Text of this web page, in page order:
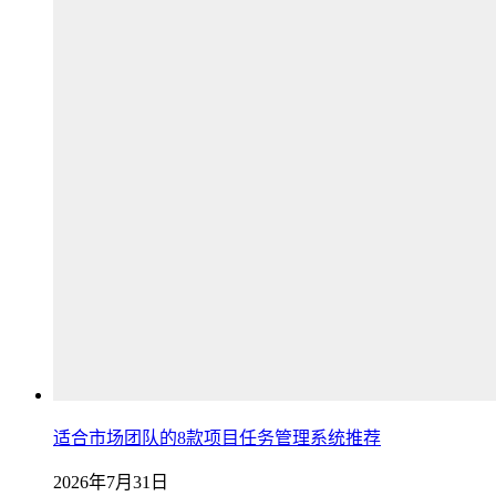
适合市场团队的8款项目任务管理系统推荐
2026年7月31日